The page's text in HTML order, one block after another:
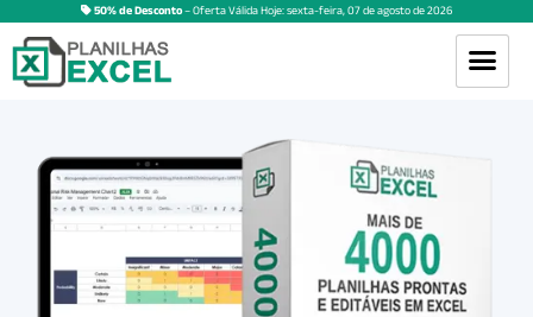
50% de Desconto– Oferta Válida Hoje:sexta-feira,07deagostode2026